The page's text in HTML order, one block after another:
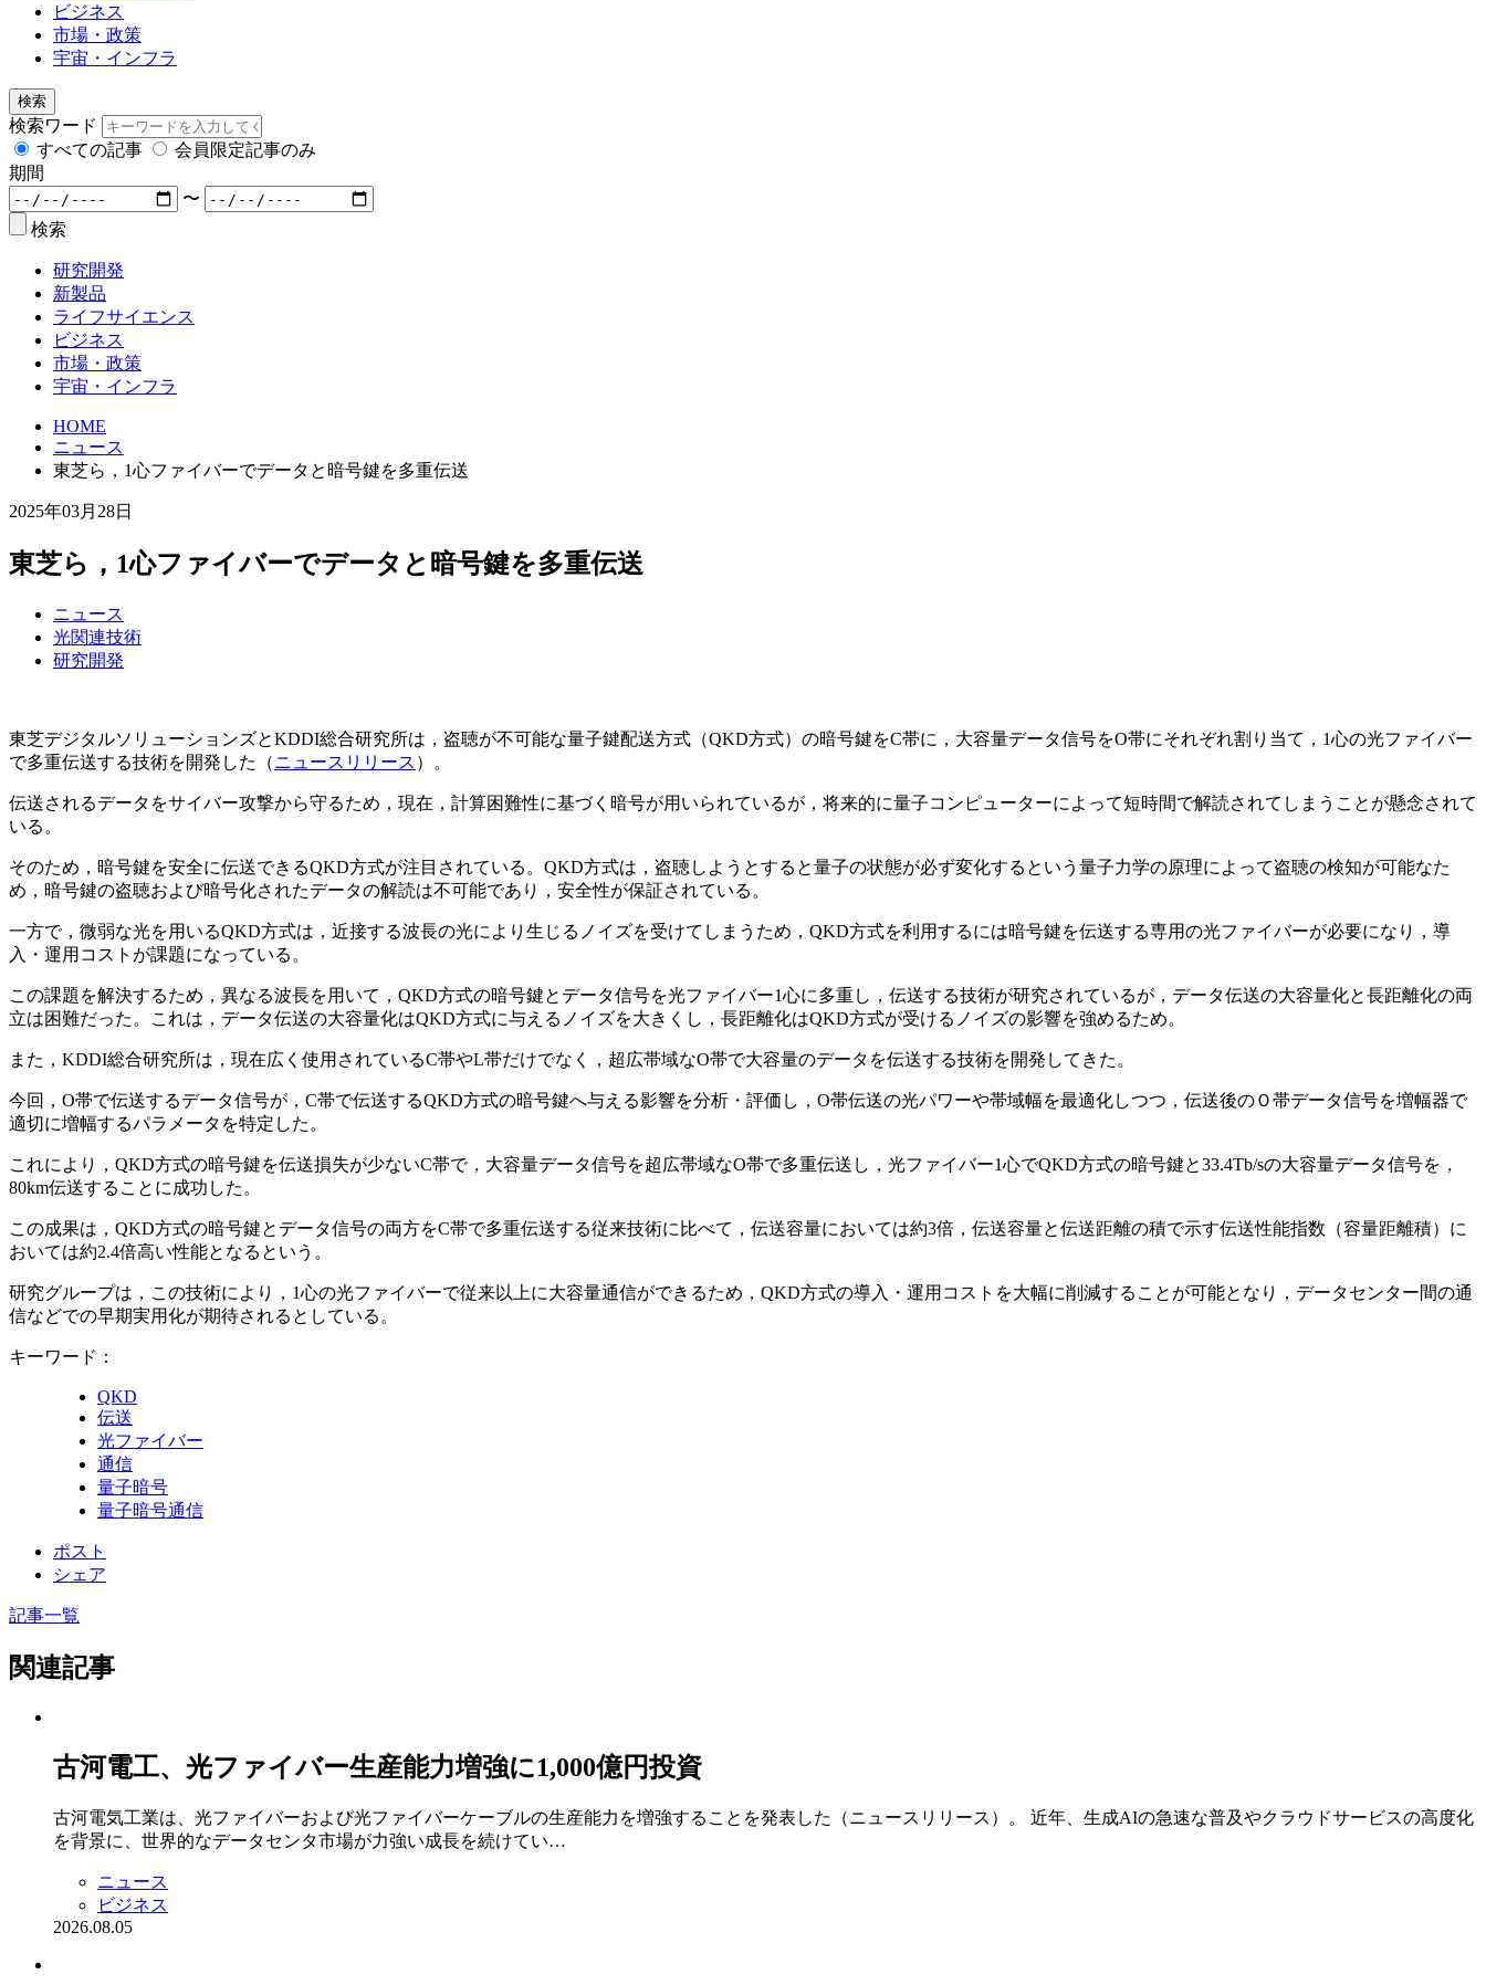
ビジネス
市場・政策
宇宙・インフラ
検索
検索ワード
すべての記事
会員限定記事のみ
期間
〜
検索
研究開発
新製品
ライフサイエンス
ビジネス
市場・政策
宇宙・インフラ
HOME
ニュース
東芝ら，1心ファイバーでデータと暗号鍵を多重伝送
2025年03月28日
東芝ら，1心ファイバーでデータと暗号鍵を多重伝送
ニュース
光関連技術
研究開発
東芝デジタルソリューションズとKDDI総合研究所は，盗聴が不可能な量子鍵配送方式（QKD方式）の暗号鍵をC帯に，大容量データ信号をO帯にそれぞれ割り当て，1心の光ファイバー
で多重伝送する技術を開発した（ニュースリリース ）。
伝送されるデータをサイバー攻撃から守るため，現在，計算困難性に基づく暗号が用いられているが，将来的に量子コンピューターによって短時間で解読されてしまうことが懸念されて
いる。
そのため，暗号鍵を安全に伝送できるQKD方式が注目されている。QKD方式は，盗聴しようとすると量子の状態が必ず変化するという量子力学の原理によって盗聴の検知が可能なた
め，暗号鍵の盗聴および暗号化されたデータの解読は不可能であり，安全性が保証されている。
一方で，微弱な光を用いるQKD方式は，近接する波長の光により生じるノイズを受けてしまうため，QKD方式を利用するには暗号鍵を伝送する専用の光ファイバーが必要になり，導
入・運用コストが課題になっている。
この課題を解決するため，異なる波長を用いて，QKD方式の暗号鍵とデータ信号を光ファイバー1心に多重し，伝送する技術が研究されているが，データ伝送の大容量化と長距離化の両
立は困難だった。これは，データ伝送の大容量化はQKD方式に与えるノイズを大きくし，長距離化はQKD方式が受けるノイズの影響を強めるため。
また，KDDI総合研究所は，現在広く使用されているC帯やL帯だけでなく，超広帯域なO帯で大容量のデータを伝送する技術を開発してきた。
今回，O帯で伝送するデータ信号が，C帯で伝送するQKD方式の暗号鍵へ与える影響を分析・評価し，O帯伝送の光パワーや帯域幅を最適化しつつ，伝送後のＯ帯データ信号を増幅器で
適切に増幅するパラメータを特定した。
これにより，QKD方式の暗号鍵を伝送損失が少ないC帯で，大容量データ信号を超広帯域なO帯で多重伝送し，光ファイバー1心でQKD方式の暗号鍵と33.4Tb/sの大容量データ信号を，
80km伝送することに成功した。
この成果は，QKD方式の暗号鍵とデータ信号の両方をC帯で多重伝送する従来技術に比べて，伝送容量においては約3倍，伝送容量と伝送距離の積で示す伝送性能指数（容量距離積）に
おいては約2.4倍高い性能となるという。
研究グループは，この技術により，1心の光ファイバーで従来以上に大容量通信ができるため，QKD方式の導入・運用コストを大幅に削減することが可能となり，データセンター間の通
信などでの早期実用化が期待されるとしている。
キーワード：
QKD
伝送
光ファイバー
通信
量子暗号
量子暗号通信
ポスト
シェア
記事一覧
関連記事
古河電工、光ファイバー生産能力増強に1,000億円投資
古河電気工業は、光ファイバーおよび光ファイバーケーブルの生産能力を増強することを発表した（ニュースリリース）。 近年、生成AIの急速な普及やクラウドサービスの高度化
を背景に、世界的なデータセンタ市場が力強い成長を続けてい…
ニュース
ビジネス
2026.08.05